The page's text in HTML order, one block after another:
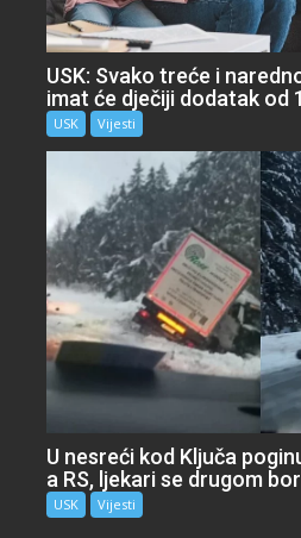
USK: Svako treće i
imat će dječiji dodatak od
USK Vijesti
U nesreći kod Ključa
a RS, ljekari se drugom
USK Vijesti